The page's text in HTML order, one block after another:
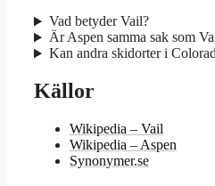
Vad betyder Vail?
Är Aspen samma sak som
Kan andra skidorter i
Källor
Wikipedia – Vail
Wikipedia – Aspen
Synonymer.se